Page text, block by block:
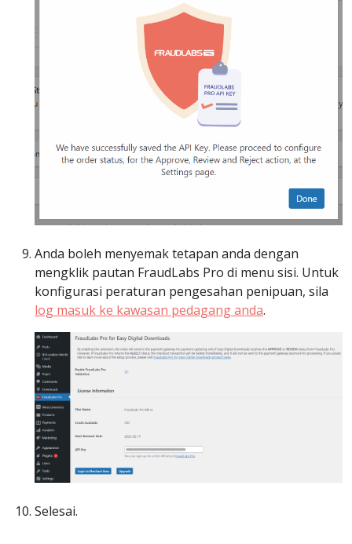
Anda boleh menyemak tetapan anda dengan
mengklik pautan FraudLabs Pro di menu sisi. Untuk
konfigurasi peraturan pengesahan penipuan, sila
log masuk ke kawasan pedagang anda.
Selesai.